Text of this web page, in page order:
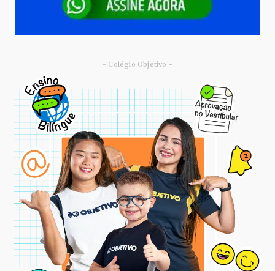
- Colégio Objetivo -